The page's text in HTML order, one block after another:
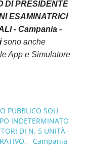
DI PRESIDENTE
ESAMINATRICI
- Campania -
sono anche
App e Simulatore
PUBBLICO SOLI
INDETERMINATO
DI N. 5 UNITÀ -
- Campania -